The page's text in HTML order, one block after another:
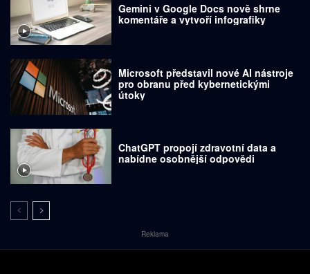
Gemini v Google Docs nově shrne
komentáře a vytvoří infografiky
Microsoft představil nové AI nástroje
pro obranu před kybernetickými
útoky
ChatGPT propojí zdravotní data a
nabídne osobnější odpovědi
Reklama